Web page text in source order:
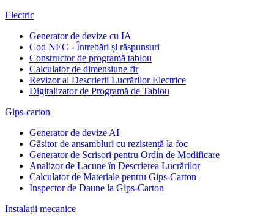
Electric
Generator de devize cu IA
Cod NEC - Întrebări și răspunsuri
Constructor de programă tablou
Calculator de dimensiune fir
Revizor al Descrierii Lucrărilor Electrice
Digitalizator de Programă de Tablou
Gips-carton
Generator de devize AI
Găsitor de ansambluri cu rezistență la foc
Generator de Scrisori pentru Ordin de Modificare
Analizor de Lacune în Descrierea Lucrărilor
Calculator de Materiale pentru Gips-Carton
Inspector de Daune la Gips-Carton
Instalații mecanice